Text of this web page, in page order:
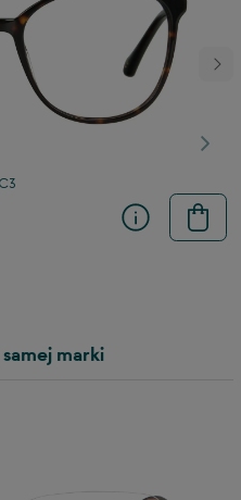
marki